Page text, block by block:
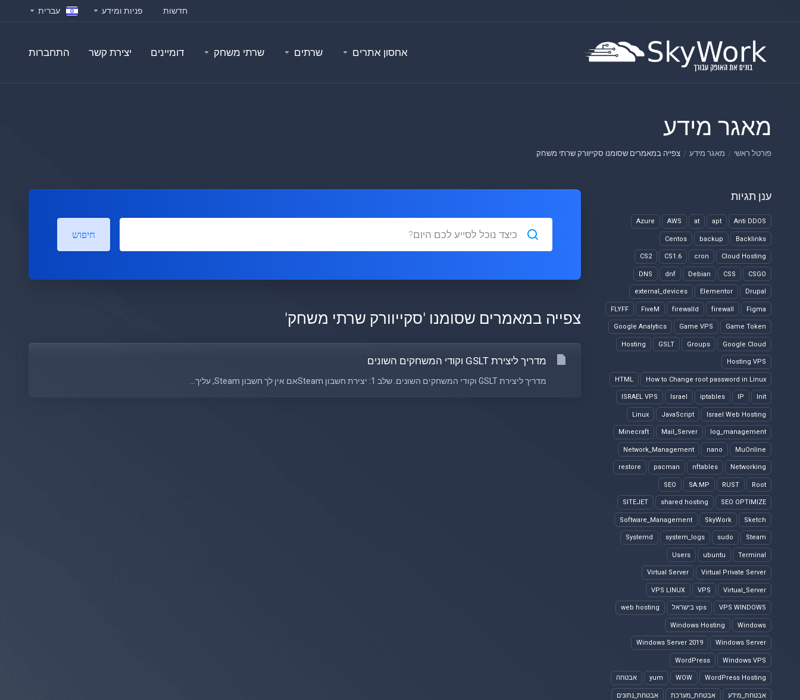
חדשות פניות ומידע עברית
אחסון אתרים שרתים שרתי משחק דומיינים יצירת קשר התחברות
מאגר מידע
פורטל ראשי מאגר מידע צפייה במאמרים שסומנו סקייוורק שרתי משחק
ענן תגיות
Anti DDOS
apt
at
AWS
Azure
Backlinks
backup
Centos
Cloud Hosting
cron
CS1.6
CS2
CSGO
CSS
Debian
dnf
DNS
Drupal
Elementor
external_devices
Figma
firewall
firewalld
FiveM
FLYFF
Game Token
Game VPS
Google Analytics
Google Cloud
Groups
GSLT
Hosting
Hosting VPS
How to Change root password in Linux
HTML
Init
IP
iptables
Israel
ISRAEL VPS
Israel Web Hosting
JavaScript
Linux
log_management
Mail_Server
Minecraft
MuOnline
nano
Network_Management
Networking
nftables
pacman
restore
Root
RUST
SA:MP
SEO
SEO OPTIMIZE
shared hosting
SITEJET
Sketch
SkyWork
Software_Management
Steam
sudo
system_logs
Systemd
Terminal
ubuntu
Users
Virtual Private Server
Virtual Server
Virtual_Server
VPS
VPS LINUX
VPS WINDOWS vps בישראל web hosting
Windows
Windows Hosting
Windows Server
Windows Server 2019
Windows VPS
WordPress
WordPress Hosting
WOW
yum אבטחה
אבטחת_מידע אבטחת_מערכת אבטחת_נתונים
חיפוש
צפייה במאמרים שסומנו 'סקייוורק שרתי משחק'
מדריך ליצירת GSLT וקודי המשחקים השונים
מדריך ליצירת GSLT וקודי המשחקים השונים. שלב 1: יצירת חשבון Steamאם אין לך חשבון Steam, עליך...